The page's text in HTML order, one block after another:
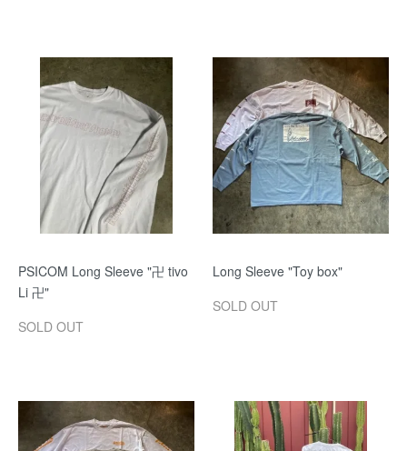
PSICOM Long Sleeve "卍 tivo
Li 卍"
SOLD OUT
Long Sleeve "Toy box"
SOLD OUT